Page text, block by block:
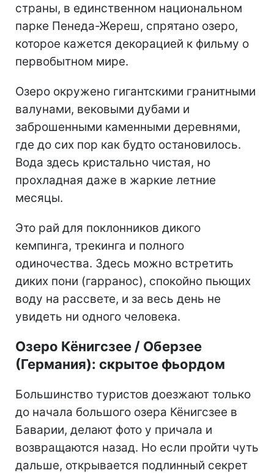
страны, в единственном национальном
парке Пенеда-Жереш, спрятано озеро,
которое кажется декорацией к фильму о
первобытном мире.
Озеро окружено гигантскими гранитными
валунами, вековыми дубами и
заброшенными каменными деревнями,
где до сих пор как будто остановилось.
Вода здесь кристально чистая, но
прохладная даже в жаркие летние
месяцы.
Это рай для поклонников дикого
кемпинга, трекинга и полного
одиночества. Здесь можно встретить
диких пони (гарранос), спокойно пьющих
воду на рассвете, и за весь день не
увидеть ни одного человека.
Озеро Кёнигсзее / Оберзее
(Германия): скрытое фьордом
Большинство туристов доезжают только
до начала большого озера Кёнигсзее в
Баварии, делают фото у причала и
возвращаются назад. Но если пройти чуть
дальше, открывается подлинный секрет